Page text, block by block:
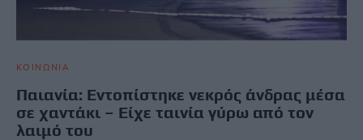
ΚΟΙΝΩΝΙΑ
Παιανία: Εντοπίστηκε νεκρός άνδρας μέσα
σε χαντάκι – Είχε ταινία γύρω από τον
λαιμό του